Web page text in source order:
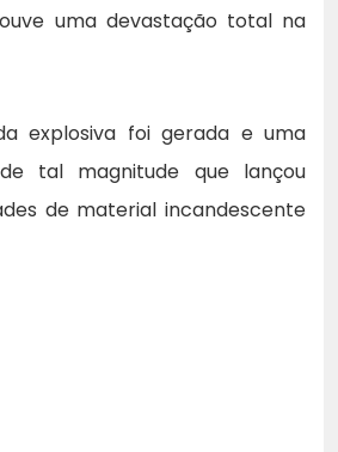
uma devastação total na
explosiva foi gerada e uma
tal magnitude que lançou
de material incandescente